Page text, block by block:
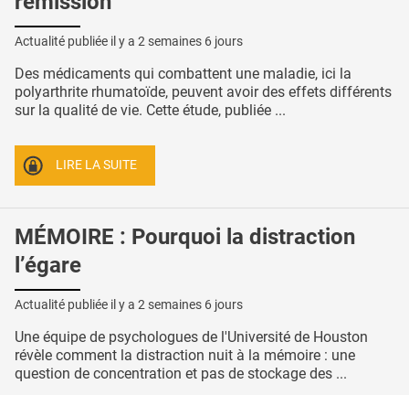
Actualité publiée il y a 2 semaines 6 jours
Des médicaments qui combattent une maladie, ici la
polyarthrite rhumatoïde, peuvent avoir des effets différents
sur la qualité de vie. Cette étude, publiée ...
LIRE LA SUITE
MÉMOIRE : Pourquoi la distraction
l’égare
Actualité publiée il y a 2 semaines 6 jours
Une équipe de psychologues de l'Université de Houston
révèle comment la distraction nuit à la mémoire : une
question de concentration et pas de stockage des ...